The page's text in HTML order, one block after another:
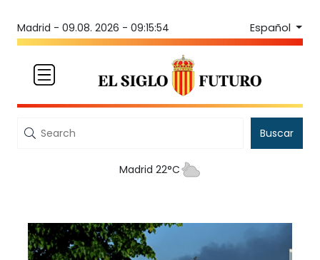
Madrid - 09.08. 2026 - 09:15:54 Español
Buscar
Madrid 22°C